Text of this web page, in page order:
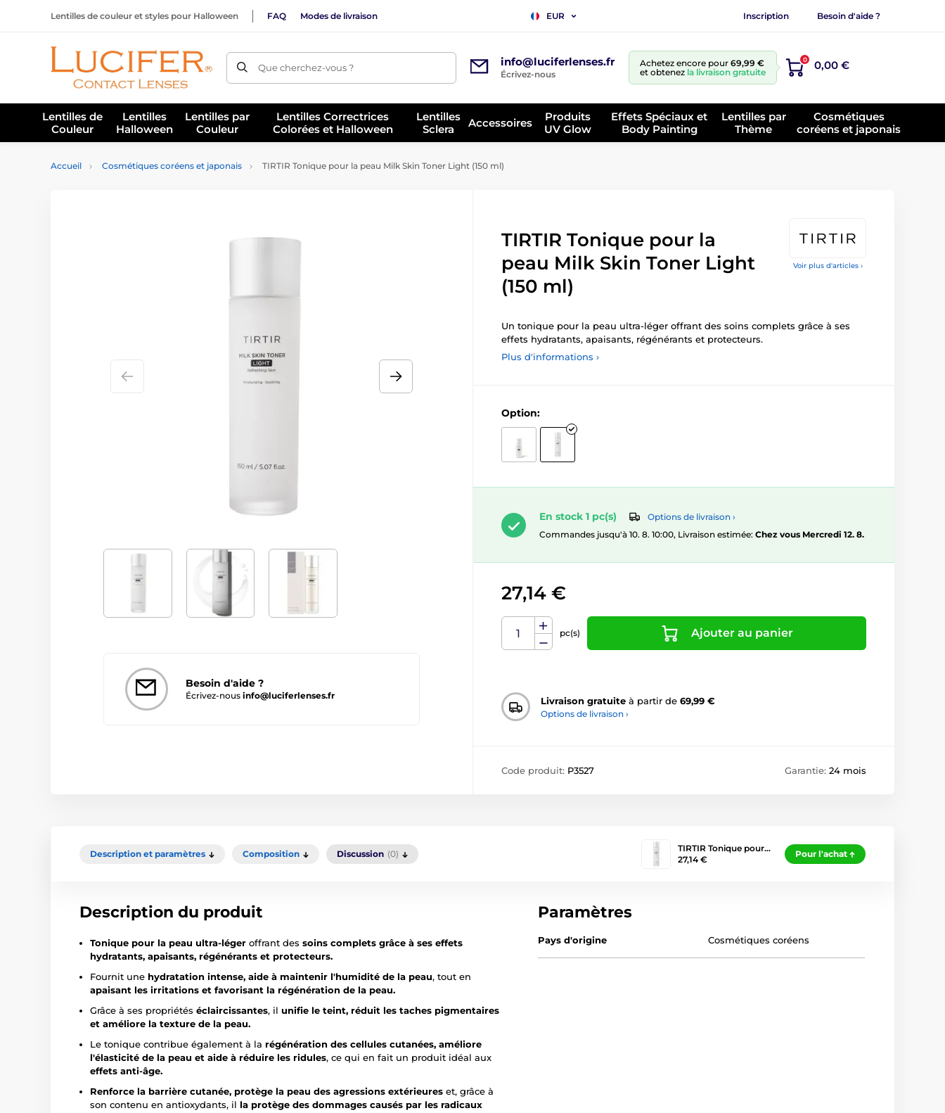
Lentilles de couleur et styles pour Halloween FAQ Modes de livraison EUR Inscription Besoin d'aide ?
Que cherchez-vous ? info@luciferlenses.fr
Écrivez-nous
Achetez encore pour 69,99 €
et obtenez la livraison gratuite
0 0,00 €
Lentilles de
Couleur
Lentilles
Halloween
Lentilles par
Couleur
Lentilles Correctrices
Colorées et Halloween
Lentilles
Sclera
Accessoires
Produits
UV Glow
Effets Spéciaux et
Body Painting
Lentilles par
Thème
Cosmétiques
coréens et japonais
Accueil Cosmétiques coréens et japonais TIRTIR Tonique pour la peau Milk Skin Toner Light (150 ml)
Voir plus d'articles ›
Besoin d'aide ?
Écrivez-nous info@luciferlenses.fr
TIRTIR Tonique pour la
peau Milk Skin Toner Light
(150 ml)
Un tonique pour la peau ultra-léger offrant des soins complets grâce à ses
effets hydratants, apaisants, régénérants et protecteurs.
Plus d'informations ›
Option:
En stock 1 pc(s)
Options de livraison ›
Commandes jusqu'à 10. 8. 10:00, Livraison estimée: Chez vous Mercredi 12. 8.
27,14 €
pc(s) Ajouter au panier
Livraison gratuite à partir de 69,99 €
Options de livraison ›
Code produit: P3527 Garantie: 24 mois
Description et paramètres Composition Discussion (0)
TIRTIR Tonique pour…
27,14 €
Pour l'achat
Description du produit
Tonique pour la peau ultra-léger offrant des soins complets grâce à ses effets
hydratants, apaisants, régénérants et protecteurs.
Fournit une hydratation intense, aide à maintenir l'humidité de la peau, tout en
apaisant les irritations et favorisant la régénération de la peau.
Grâce à ses propriétés éclaircissantes, il unifie le teint, réduit les taches pigmentaires
et améliore la texture de la peau.
Le tonique contribue également à la régénération des cellules cutanées, améliore
l'élasticité de la peau et aide à réduire les ridules, ce qui en fait un produit idéal aux
effets anti-âge.
Renforce la barrière cutanée, protège la peau des agressions extérieures et, grâce à
son contenu en antioxydants, il la protège des dommages causés par les radicaux
Paramètres
Pays d'origine Cosmétiques coréens